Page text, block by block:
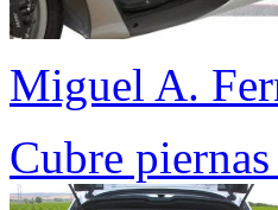
Miguel A.
Cubre